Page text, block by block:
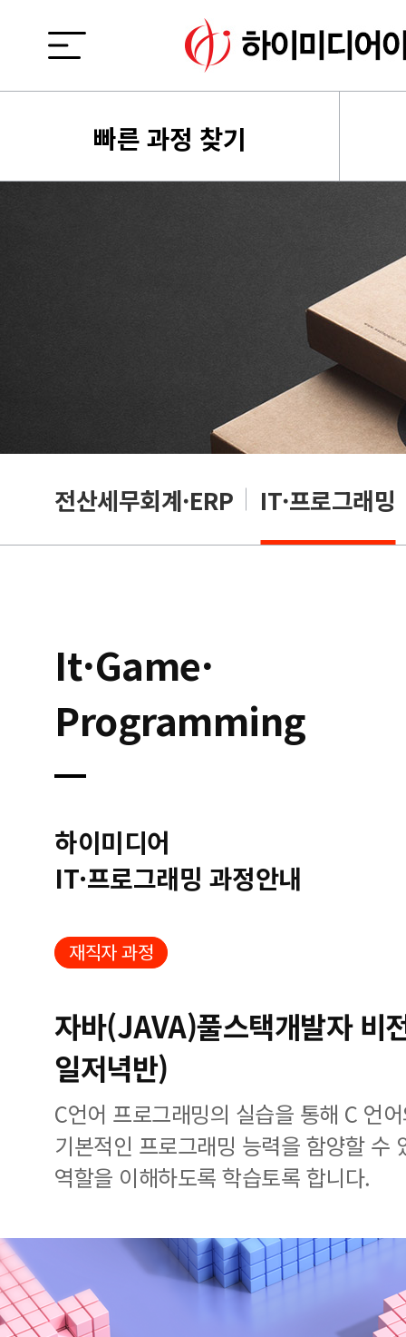
빠른 과정 찾기
전산세무회계·ERP IT·프로그래밍
It·Game·
Programming
하이미디어
IT·프로그래밍 과정안내
재직자 과정
자바(JAVA)풀스택개발자 비
일저녁반)
C언어 프로그래밍의 실습을 통해 C 언
기본적인 프로그래밍 능력을 함양할 수
역할을 이해하도록 학습토록 합니다.